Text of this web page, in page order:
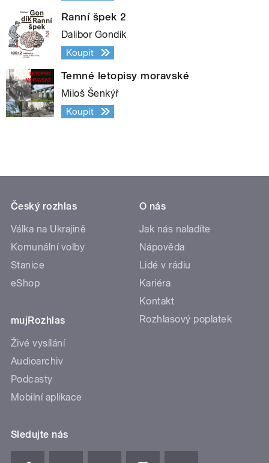
Ranní špek 2
Dalibor Gondík
Koupit
Temné letopisy moravské
Miloš Šenkýř
Koupit
Český rozhlas
Válka na Ukrajině
Komunální volby
Stanice
eShop
mujRozhlas
Živé vysílání
Audioarchiv
Podcasty
Mobilní aplikace
O nás
Jak nás naladíte
Nápověda
Lidé v rádiu
Kariéra
Kontakt
Rozhlasový poplatek
Sledujte nás